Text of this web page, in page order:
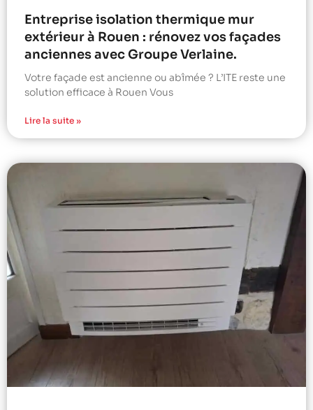
Entreprise isolation thermique mur
extérieur à Rouen : rénovez vos façades
anciennes avec Groupe Verlaine.
Votre façade est ancienne ou abîmée ? L’ITE reste une
solution efficace à Rouen Vous
Lire la suite »